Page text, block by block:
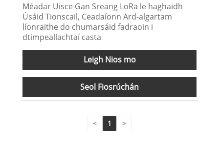
Méadar Uisce Gan Sreang LoRa le haghaidh
Úsáid Tionscail, Ceadaíonn Ard-algartam
líonraithe do chumarsáid fadraoin i
dtimpeallachtaí casta
Leigh Nios mo
Seol Fiosrúchán
< 1 >